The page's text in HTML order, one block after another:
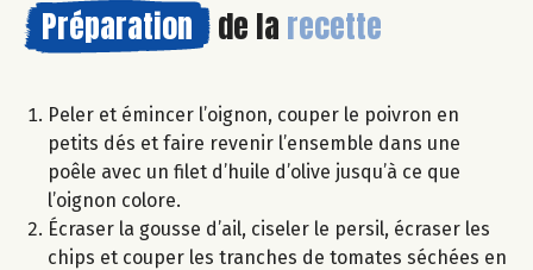
Préparation de la recette
Peler et émincer l’oignon, couper le poivron en
petits dés et faire revenir l’ensemble dans une
poêle avec un filet d’huile d’olive jusqu’à ce que
l’oignon colore.
Écraser la gousse d’ail, ciseler le persil, écraser les
chips et couper les tranches de tomates séchées en